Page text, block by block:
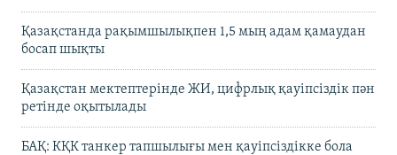
Қазақстанда рақымшылықпен 1,5 мың адам қамаудан
босап шықты
Қазақстан мектептерінде ЖИ, цифрлық қауіпсіздік пән
ретінде оқытылады
БАҚ: КҚК танкер тапшылығы мен қауіпсіздікке бола